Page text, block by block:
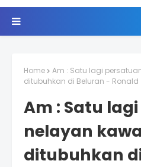
Home
Am : Satu lagi
ditubuhkan di Beluran - Ronald
Am : Satu
nelayan
ditubuhkan